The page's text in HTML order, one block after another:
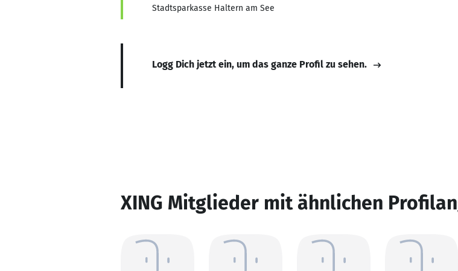
Stadtsparkasse Haltern am See
Logg Dich jetzt ein, um das ganze Profil zu sehen.
XING Mitglieder mit ähnlichen